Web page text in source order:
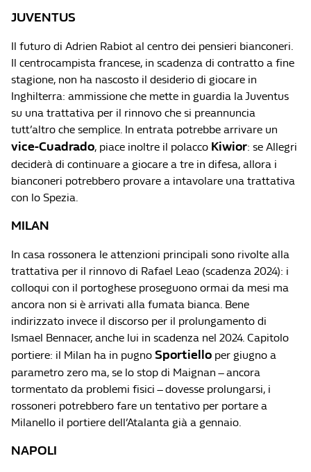
JUVENTUS
Il futuro di Adrien Rabiot al centro dei pensieri bianconeri.
Il centrocampista francese, in scadenza di contratto a fine
stagione, non ha nascosto il desiderio di giocare in
Inghilterra: ammissione che mette in guardia la Juventus
su una trattativa per il rinnovo che si preannuncia
tutt’altro che semplice. In entrata potrebbe arrivare un
vice-Cuadrado, piace inoltre il polacco Kiwior: se Allegri
deciderà di continuare a giocare a tre in difesa, allora i
bianconeri potrebbero provare a intavolare una trattativa
con lo Spezia.
MILAN
In casa rossonera le attenzioni principali sono rivolte alla
trattativa per il rinnovo di Rafael Leao (scadenza 2024): i
colloqui con il portoghese proseguono ormai da mesi ma
ancora non si è arrivati alla fumata bianca. Bene
indirizzato invece il discorso per il prolungamento di
Ismael Bennacer, anche lui in scadenza nel 2024. Capitolo
portiere: il Milan ha in pugno Sportiello per giugno a
parametro zero ma, se lo stop di Maignan – ancora
tormentato da problemi fisici – dovesse prolungarsi, i
rossoneri potrebbero fare un tentativo per portare a
Milanello il portiere dell’Atalanta già a gennaio.
NAPOLI